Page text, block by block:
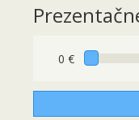
0 €